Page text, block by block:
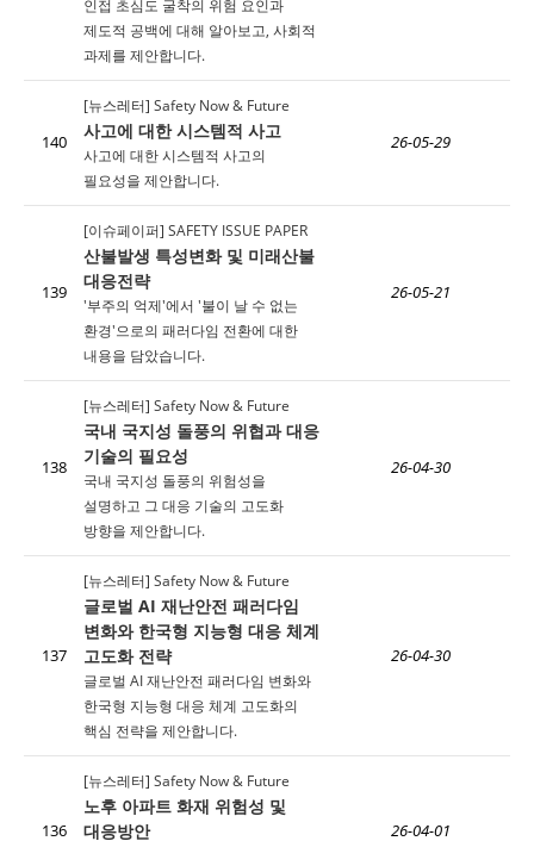
인접 초심도 굴착의 위험 요인과
제도적 공백에 대해 알아보고, 사회적
과제를 제안합니다.
140
[뉴스레터] Safety Now & Future
사고에 대한 시스템적 사고
사고에 대한 시스템적 사고의
필요성을 제안합니다.
26-05-29
139
[이슈페이퍼] SAFETY ISSUE PAPER
산불발생 특성변화 및 미래산불
대응전략
'부주의 억제'에서 '불이 날 수 없는
환경'으로의 패러다임 전환에 대한
내용을 담았습니다.
26-05-21
138
[뉴스레터] Safety Now & Future
국내 국지성 돌풍의 위협과 대응
기술의 필요성
국내 국지성 돌풍의 위험성을
설명하고 그 대응 기술의 고도화
방향을 제안합니다.
26-04-30
137
[뉴스레터] Safety Now & Future
글로벌 AI 재난안전 패러다임
변화와 한국형 지능형 대응 체계
고도화 전략
글로벌 AI 재난안전 패러다임 변화와
한국형 지능형 대응 체계 고도화의
핵심 전략을 제안합니다.
26-04-30
136
[뉴스레터] Safety Now & Future
노후 아파트 화재 위험성 및
대응방안
26-04-01